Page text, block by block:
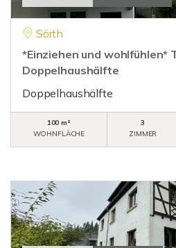
Sörth
*Einziehen und wohlfühlen*
Doppelhaushälfte
Doppelhaushälfte
100 m²
WOHNFLÄCHE
3
ZIMMER